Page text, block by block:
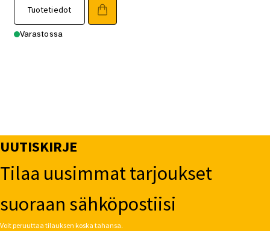
oli:
670,00 €.
on:
575,00 €.
Tuotetiedot
Varastossa
UUTISKIRJE
Tilaa uusimmat tarjoukset
suoraan sähköpostiisi
Voit peruuttaa tilauksen koska tahansa.